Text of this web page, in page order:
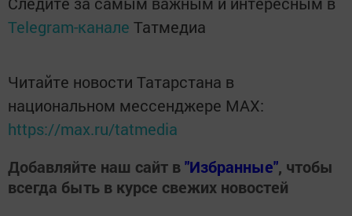
Telegram-канале Татмедиа
Читайте новости Татарстана в
национальном мессенджере MАХ:
https://max.ru/tatmedia
Добавляйте наш сайт в"Избранные", чтобы
всегда быть в курсе свежих новостей